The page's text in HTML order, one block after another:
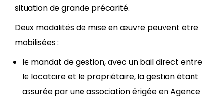
situation de grande précarité.
Deux modalités de mise en œuvre peuvent être
mobilisées :
le mandat de gestion, avec un bail direct entre
le locataire et le propriétaire, la gestion étant
assurée par une association érigée en Agence